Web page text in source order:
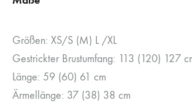
Größen: XS/S (M) L /XL
Gestrickter Brustumfang: 113 (120) 127
Länge: 59 (60) 61 cm
Ärmellänge: 37 (38) 38 cm